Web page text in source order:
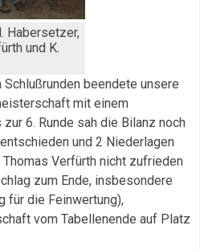
Habersetzer,
und K.
beendete unsere
mit einem
6. Runde sah die Bilanz noch
und 2 Niederlagen
Verfürth nicht zufrieden
zum Ende, insbesondere
für die Feinwertung),
vom Tabellenende auf Platz